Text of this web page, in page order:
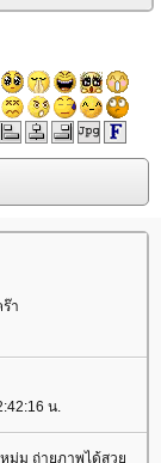
า
น.
หม่ม ถ่ายภาพได้สว